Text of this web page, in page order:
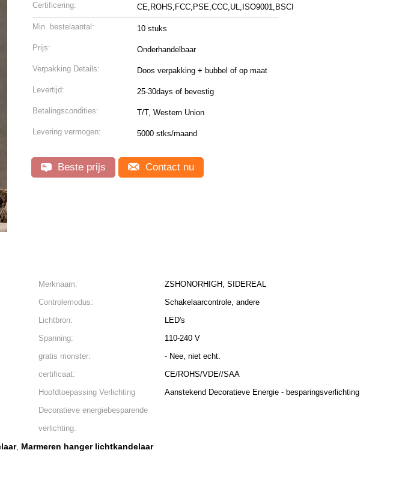
Certificering: CE,ROHS,FCC,PSE,CCC,UL,ISO9001,BSCI
Min. bestelaantal: 10 stuks
Prijs: Onderhandelbaar
Verpakking Details: Doos verpakking + bubbel of op maat
Levertijd: 25-30days of bevestig
Betalingscondities: T/T, Western Union
Levering vermogen: 5000 stks/maand
Beste prijs Contact nu
Merknaam:
ZSHONORHIGH, SIDEREAL
Controlemodus:
Schakelaarcontrole, andere
Lichtbron:
LED's
Spanning:
110-240 V
gratis monster:
- Nee, niet echt.
certificaat:
CE/ROHS/VDE//SAA
Hoofdtoepassing Verlichting
Decoratieve energiebesparende
verlichting:
Aanstekend Decoratieve Energie - besparingsverlichting
, Marmeren hanger lichtkandelaar